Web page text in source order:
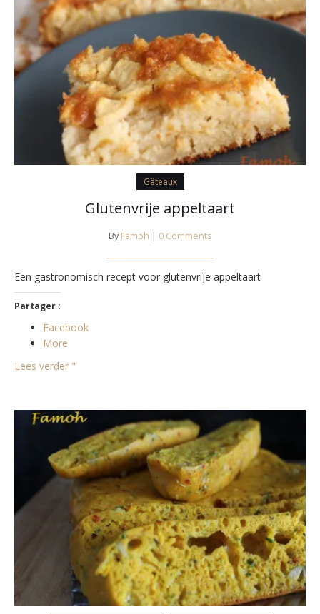
Gâteaux
Glutenvrije appeltaart
By Famoh | 0 Comments
Een gastronomisch recept voor glutenvrije appeltaart
Partager :
Facebook
More
Lees verder "